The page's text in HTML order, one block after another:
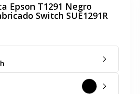
Epson T1291 Negro
Switch SUE1291R